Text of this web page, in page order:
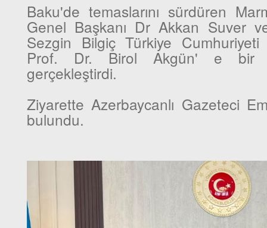
Baku'de temaslarını sürdüren
Genel Başkanı Dr Akkan Suver
Sezgin Bilgiç Türkiye
Prof. Dr. Birol Akgün' e bir
gerçekleştirdi.
Ziyarette Azerbaycanlı Gazeteci
bulundu.